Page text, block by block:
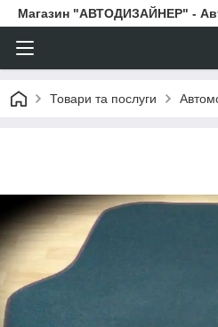
Магазин "АВТОДИЗАЙНЕР" -
Товари та послуги